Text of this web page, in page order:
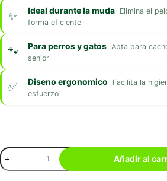
Ideal durante la muda Elimina el
forma eficiente
Para perros y gatos Apta para
senior
Diseno ergonomico
Facilita la
esfuerzo
Cepillo
Retractil
cantidad
Añadir al